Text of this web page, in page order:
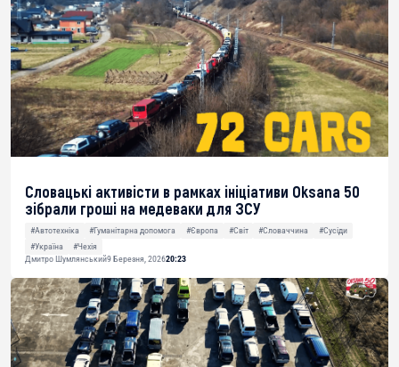
Словацькі активісти в рамках ініціативи Oksana 50
зібрали гроші на медеваки для ЗСУ
#Автотехніка #Гуманітарна допомога #Європа #Світ #Словаччина
#Сусіди
#Україна
#Чехія
Дмитро Шумлянський9 Березня, 202620:23